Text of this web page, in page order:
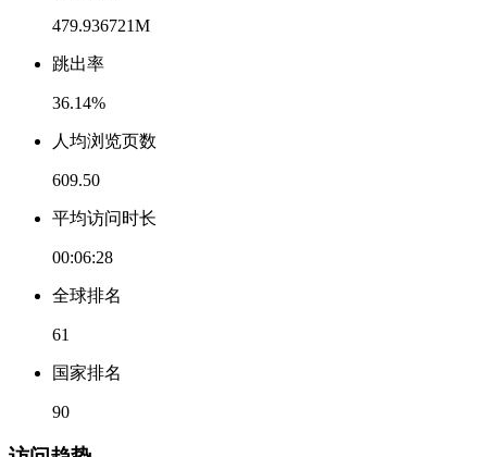
479.936721M
跳出率
36.14%
人均浏览页数
609.50
平均访问时长
00:06:28
全球排名
61
国家排名
90